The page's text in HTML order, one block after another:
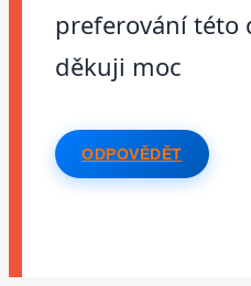
preferování této
děkuji moc
ODPOVĚDĚT